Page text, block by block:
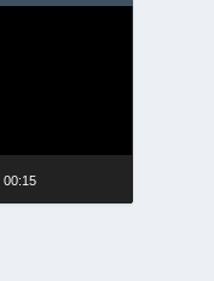
00:15